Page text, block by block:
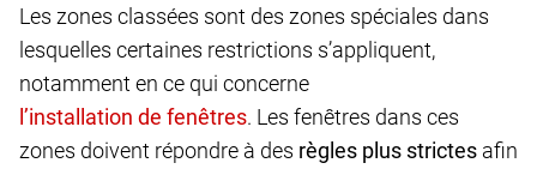
Les zones classées sont des zones spéciales dans
lesquelles certaines restrictions s’appliquent,
notamment en ce qui concerne
. Les fenêtres dans ces
zones doivent répondre à des règles plus strictes afin